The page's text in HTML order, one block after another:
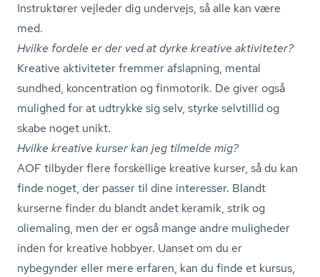
Instruktører vejleder dig undervejs, så alle kan være
med.
Hvilke fordele er der ved at dyrke kreative aktiviteter?
Kreative aktiviteter fremmer afslapning, mental
sundhed, koncentration og finmotorik. De giver også
mulighed for at udtrykke sig selv, styrke selvtillid og
skabe noget unikt.
Hvilke kreative kurser kan jeg tilmelde mig?
AOF tilbyder flere forskellige kreative kurser, så du kan
finde noget, der passer til dine interesser. Blandt
kurserne finder du blandt andet keramik, strik og
oliemaling, men der er også mange andre muligheder
inden for kreative hobbyer. Uanset om du er
nybegynder eller mere erfaren, kan du finde et kursus,